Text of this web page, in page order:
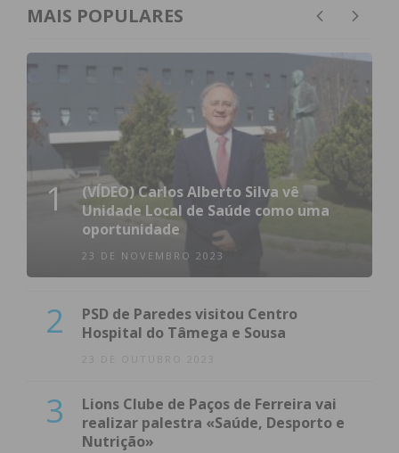
MAIS POPULARES
1
(VÍDEO) Carlos Alberto Silva vê
Unidade Local de Saúde como uma
oportunidade
23 DE NOVEMBRO 2023
2
PSD de Paredes visitou Centro
Hospital do Tâmega e Sousa
23 DE OUTUBRO 2023
3
Lions Clube de Paços de Ferreira vai
realizar palestra «Saúde, Desporto e
Nutrição»